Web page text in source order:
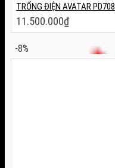
TRỐNG ĐIỆN AVATAR PD708
11.500.000₫
-8%